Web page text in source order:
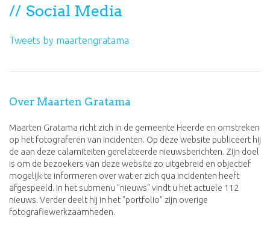
Social Media
Tweets by maartengratama
Over Maarten Gratama
Maarten Gratama richt zich in de gemeente Heerde en omstreken
op het fotograferen van incidenten. Op deze website publiceert hij
de aan deze calamiteiten gerelateerde nieuwsberichten. Zijn doel
is om de bezoekers van deze website zo uitgebreid en objectief
mogelijk te informeren over wat er zich qua incidenten heeft
afgespeeld. In het submenu "nieuws" vindt u het actuele 112
nieuws. Verder deelt hij in het "portfolio" zijn overige
fotografiewerkzaamheden.